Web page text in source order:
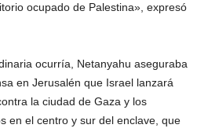
ocupado de Palestina», expresó
ocurría, Netanyahu aseguraba
en Jerusalén que Israel lanzará
la ciudad de Gaza y los
en el centro y sur del enclave, que